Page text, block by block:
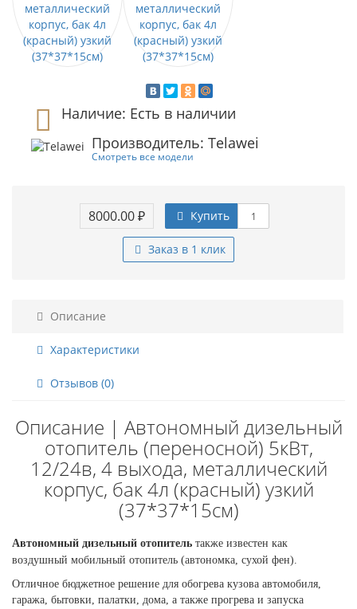
Наличие: Есть в наличии
Производитель: Telawei
Смотреть все модели
8000.00 ₽ Купить
Заказ в 1 клик
Описание
Характеристики
Отзывов (0)
Описание | Автономный дизельный
отопитель (переносной) 5кВт,
12/24в, 4 выхода, металлический
корпус, бак 4л (красный) узкий
(37*37*15см)
Автономный дизельный отопитель также известен как
воздушный мобильный отопитель (автономка, сухой фен).
Отличное бюджетное решение для обогрева кузова автомобиля,
гаража, бытовки, палатки, дома, а также прогрева и запуска